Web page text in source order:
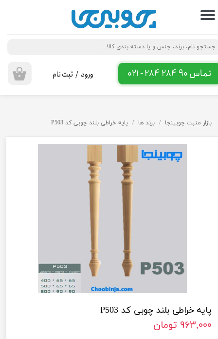
تماس 90 284 284 - 021 ۰ ورود / ثبت نام
حساب کاربری من
تغییر گذر واژه
سفارشات
خروج از حساب کاربری
بازار منبت چوبینجا برند ها پایه خراطی بلند چوبی کد P503
پایه خراطی بلند چوبی کد P503
۹۶۳,۰۰۰ تومان